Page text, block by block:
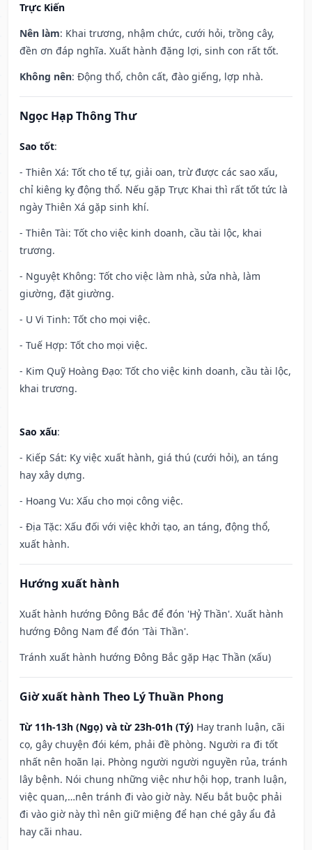
Trực Kiến
Nên làm: Khai trương, nhậm chức, cưới hỏi, trồng cây,
đền ơn đáp nghĩa. Xuất hành đặng lợi, sinh con rất tốt.
Không nên: Động thổ, chôn cất, đào giếng, lợp nhà.
Ngọc Hạp Thông Thư
Sao tốt:
- Thiên Xá: Tốt cho tế tự, giải oan, trừ được các sao xấu,
chỉ kiêng kỵ động thổ. Nếu gặp Trực Khai thì rất tốt tức là
ngày Thiên Xá gặp sinh khí.
- Thiên Tài: Tốt cho việc kinh doanh, cầu tài lộc, khai
trương.
- Nguyệt Không: Tốt cho việc làm nhà, sửa nhà, làm
giường, đặt giường.
- U Vi Tinh: Tốt cho mọi việc.
- Tuế Hợp: Tốt cho mọi việc.
- Kim Quỹ Hoàng Đạo: Tốt cho việc kinh doanh, cầu tài lộc,
khai trương.
Sao xấu:
- Kiếp Sát: Kỵ việc xuất hành, giá thú (cưới hỏi), an táng
hay xây dựng.
- Hoang Vu: Xấu cho mọi công việc.
- Địa Tặc: Xấu đối với việc khởi tạo, an táng, động thổ,
xuất hành.
Hướng xuất hành
Xuất hành hướng Đông Bắc để đón 'Hỷ Thần'. Xuất hành
hướng Đông Nam để đón 'Tài Thần'.
Tránh xuất hành hướng Đông Bắc gặp Hạc Thần (xấu)
Giờ xuất hành Theo Lý Thuần Phong
Từ 11h-13h (Ngọ) và từ 23h-01h (Tý) Hay tranh luận, cãi
cọ, gây chuyện đói kém, phải đề phòng. Người ra đi tốt
nhất nên hoãn lại. Phòng người người nguyền rủa, tránh
lây bệnh. Nói chung những việc như hội họp, tranh luận,
việc quan,…nên tránh đi vào giờ này. Nếu bắt buộc phải
đi vào giờ này thì nên giữ miệng để hạn ché gây ẩu đả
hay cãi nhau.